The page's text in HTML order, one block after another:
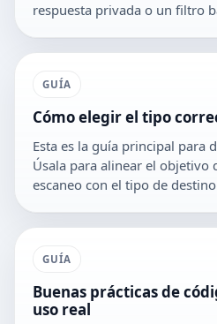
respuesta privada o un filtro
GUÍA
Cómo elegir el tipo
Esta es la guía principal para
Úsala para alinear el objetivo
escaneo con el tipo de
GUÍA
Buenas prácticas de
uso real